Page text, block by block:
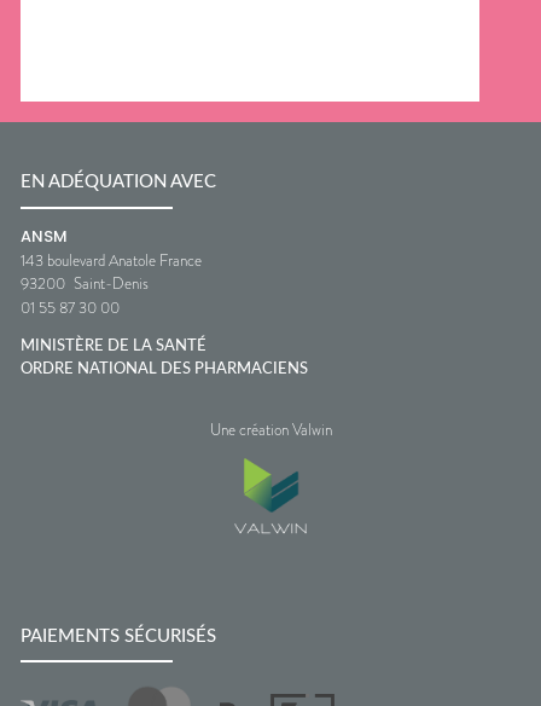
EN ADÉQUATION AVEC
ANSM
143 boulevard Anatole France
93200 Saint-Denis
01 55 87 30 00
MINISTÈRE DE LA SANTÉ
ORDRE NATIONAL DES PHARMACIENS
Une création Valwin
PAIEMENTS SÉCURISÉS